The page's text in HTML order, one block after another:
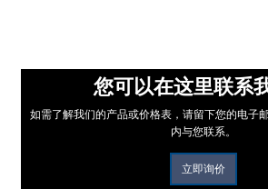
您可以在这里联系
如需了解我们的产品或价格表，请留下您的电子
内与您联系。
立即询价